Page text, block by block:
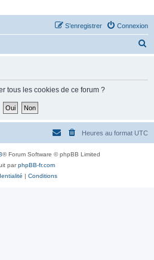
-
Connexion
S’enregistrer
h
tous les cookies de ce forum ?
Heures au format UTC
® Forum Software © phpBB Limited
parphpBB-fr.com
| Conditions